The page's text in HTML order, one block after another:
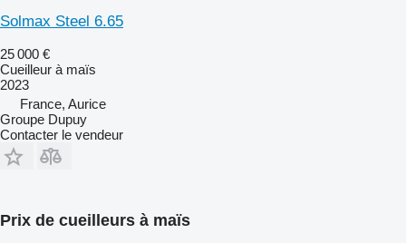
Solmax Steel 6.65
25 000 €
Cueilleur à maïs
2023
France, Aurice
Groupe Dupuy
Contacter le vendeur
Prix de cueilleurs à maïs